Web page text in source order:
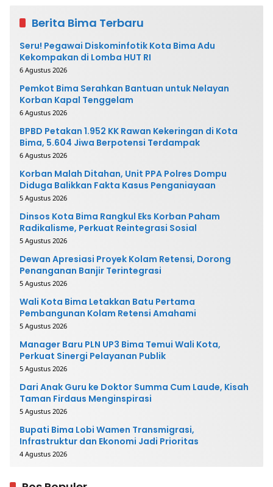
Berita Bima Terbaru
Seru! Pegawai Diskominfotik Kota Bima Adu
Kekompakan di Lomba HUT RI
6 Agustus 2026
Pemkot Bima Serahkan Bantuan untuk Nelayan
Korban Kapal Tenggelam
6 Agustus 2026
BPBD Petakan 1.952 KK Rawan Kekeringan di Kota
Bima, 5.604 Jiwa Berpotensi Terdampak
6 Agustus 2026
Korban Malah Ditahan, Unit PPA Polres Dompu
Diduga Balikkan Fakta Kasus Penganiayaan
5 Agustus 2026
Dinsos Kota Bima Rangkul Eks Korban Paham
Radikalisme, Perkuat Reintegrasi Sosial
5 Agustus 2026
Dewan Apresiasi Proyek Kolam Retensi, Dorong
Penanganan Banjir Terintegrasi
5 Agustus 2026
Wali Kota Bima Letakkan Batu Pertama
Pembangunan Kolam Retensi Amahami
5 Agustus 2026
Manager Baru PLN UP3 Bima Temui Wali Kota,
Perkuat Sinergi Pelayanan Publik
5 Agustus 2026
Dari Anak Guru ke Doktor Summa Cum Laude, Kisah
Taman Firdaus Menginspirasi
5 Agustus 2026
Bupati Bima Lobi Wamen Transmigrasi,
Infrastruktur dan Ekonomi Jadi Prioritas
4 Agustus 2026